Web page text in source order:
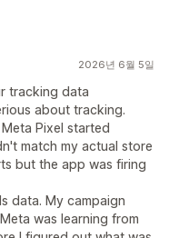
2026년 6월 5일
tracking data
about tracking.
Pixel started
match my actual store
but the app was firing
data. My campaign
was learning from